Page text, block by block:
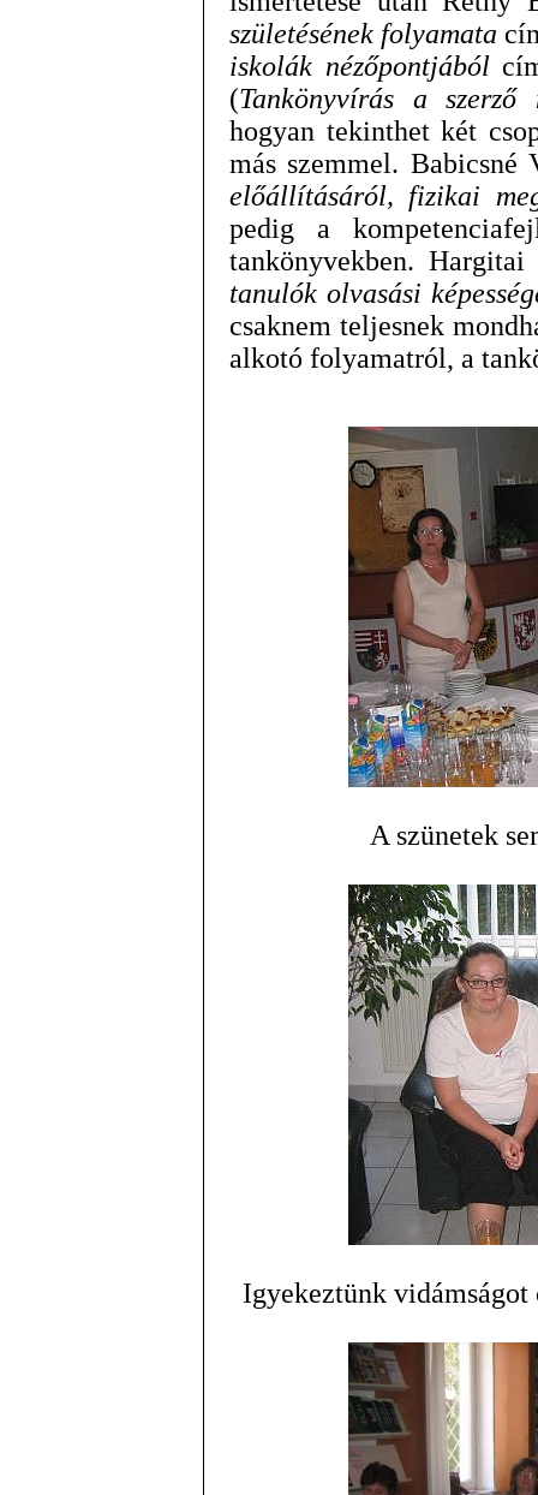
születésének folyamata
iskolák nézőpontjából
(Tankönyvírás a szerző
hogyan tekinthet két
más szemmel.
előállításáról, fizikai
pedig a
tankönyvekben.
tanulók olvasási
csaknem teljesnek
alkotó folyamatról, a
A szünetek
Igyekeztünk vidámságot